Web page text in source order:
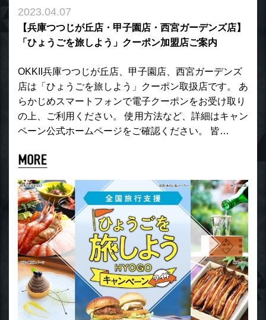
2023.04.07
【兵庫つつじが丘店・甲子園店・西宮ガーデンズ店】
「ひょうごを旅しよう」クーポン加盟店ご案内
OKKII兵庫つつじが丘店、甲子園店、西宮ガーデンズ
店は「ひょうごを旅しよう」クーポン取扱店です。 あ
らかじめスマートフォンで電子クーポンをお受け取り
の上、ご利用ください。 使用方法など、詳細はキャン
ペーン公式ホームページをご確認ください。 皆…